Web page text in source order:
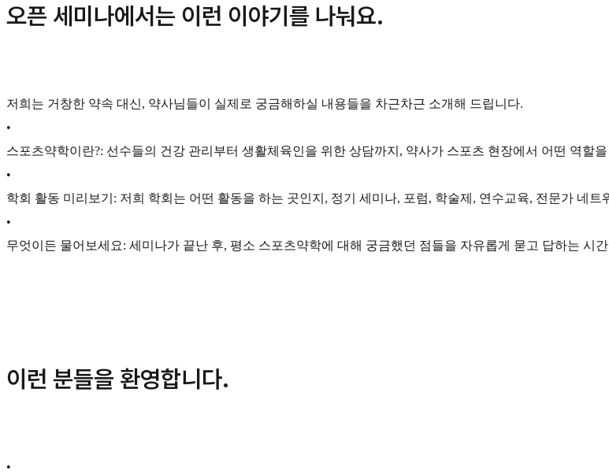
오픈 세미나에서는 이런 이야기를 나눠요.
저희는 거창한 약속 대신, 약사님들이 실제로 궁금해하실 내용들을 차근차근 소개해 드립니다.
•
스포츠약학이란?: 선수들의 건강 관리부터 생활체육인을 위한 상담까지, 약사가 스포츠 현장에서 어떤 역할
•
학회 활동 미리보기: 저희 학회는 어떤 활동을 하는 곳인지, 정기 세미나, 포럼, 학술제, 연수교육, 전문가 네
•
무엇이든 물어보세요: 세미나가 끝난 후, 평소 스포츠약학에 대해 궁금했던 점들을 자유롭게 묻고 답하는 시
이런 분들을 환영합니다.
•